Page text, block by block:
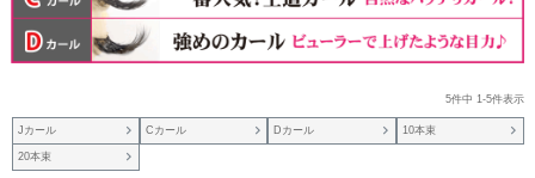
5件中 1-5件表示
Jカール Cカール Dカール 10本束
20本束